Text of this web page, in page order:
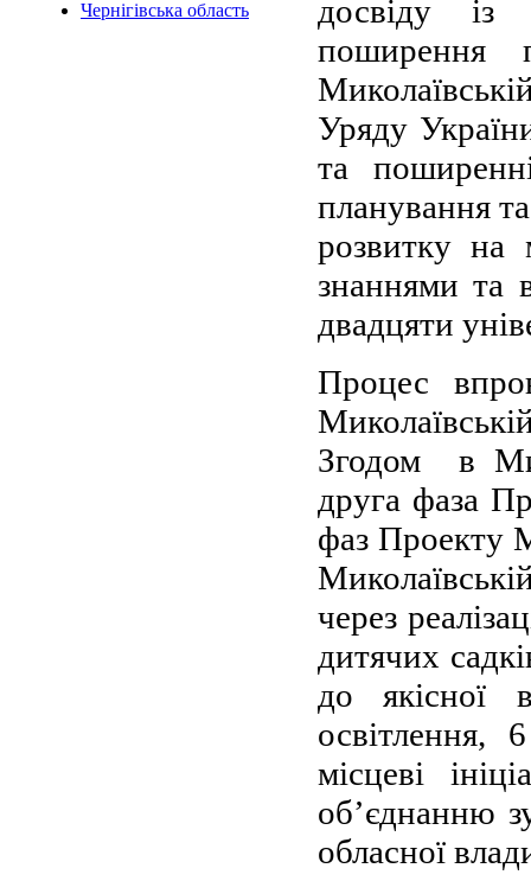
Чернігівська область
досвіду із
поширення
Уряду
та
планування
розвитку на
знаннями та
двадцяти
Процес
Згодом в
друга фаза
фаз Проекту
через
дитячих
до якісної
освітлення,
місцеві
об’єднанню
обласної